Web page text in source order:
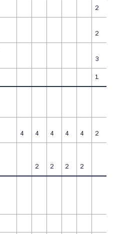
2
2
3
1
4 4 4 4 4 2
2 2 2 2